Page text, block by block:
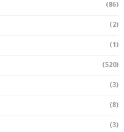
(86)
(2)
(1)
(520)
(3)
(8)
(3)